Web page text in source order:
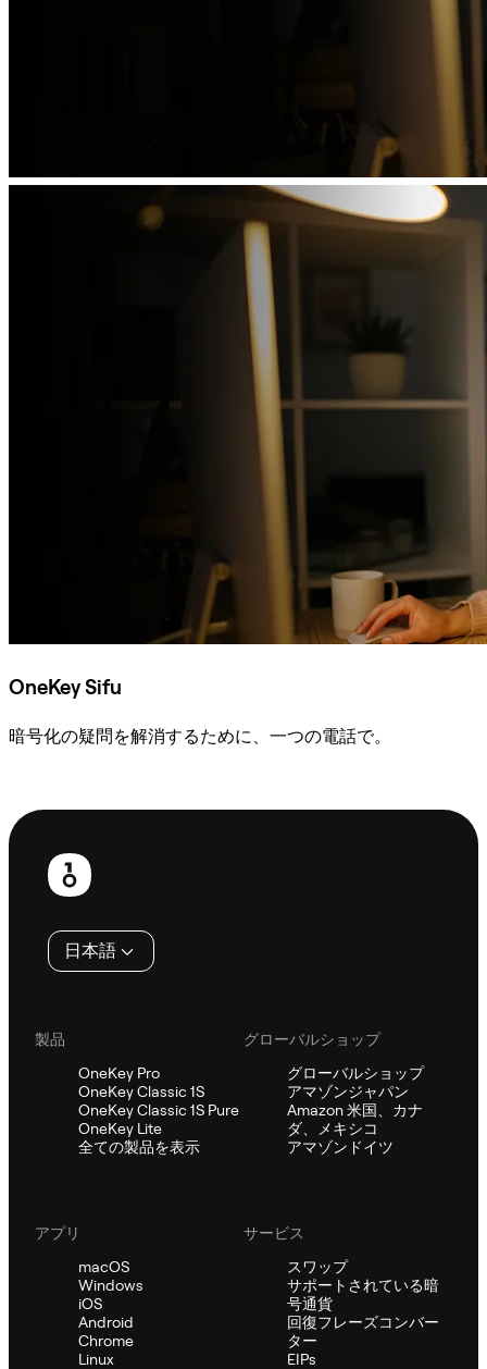
OneKey Sifu
暗号化の疑問を解消するために、一つの電話で。
フ
日本語
製品
OneKey Pro
OneKey Classic 1S
OneKey Classic 1S Pure
OneKey Lite
全ての製品を表示
グローバルショップ
グローバルショップ
アマゾンジャパン
Amazon 米国、カナ
ダ、メキシコ
アマゾンドイツ
アプリ
macOS
Windows
iOS
Android
Chrome
Linux
サービス
スワップ
サポートされている暗
号通貨
回復フレーズコンバー
ター
EIPs